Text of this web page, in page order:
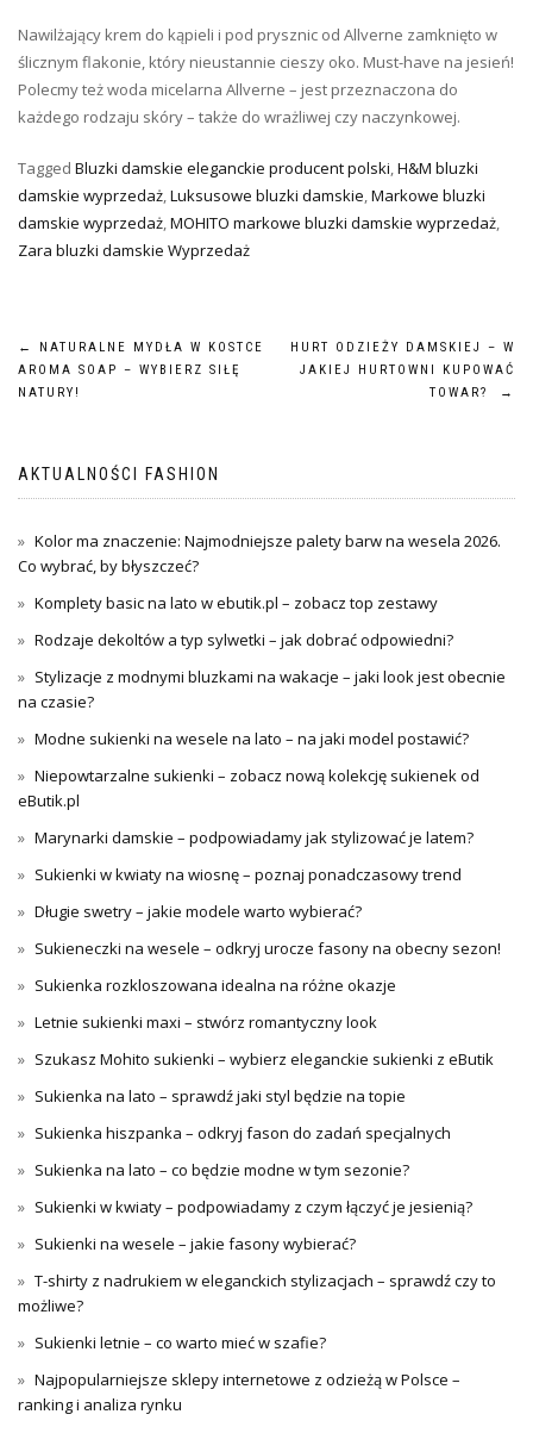
Nawilżający krem do kąpieli i pod prysznic od Allverne zamknięto w
ślicznym flakonie, który nieustannie cieszy oko. Must-have na jesień!
Polecmy też woda micelarna Allverne – jest przeznaczona do
każdego rodzaju skóry – także do wrażliwej czy naczynkowej.
Tagged Bluzki damskie eleganckie producent polski,H&M bluzki
damskie wyprzedaż,Luksusowe bluzki damskie,Markowe bluzki
damskie wyprzedaż,MOHITO markowe bluzki damskie wyprzedaż,
Zara bluzki damskie Wyprzedaż
Nawigacja
wpisu
←
NATURALNE MYDŁA W KOSTCE
AROMA SOAP – WYBIERZ SIŁĘ
NATURY!
HURT ODZIEŻY DAMSKIEJ – W
JAKIEJ HURTOWNI KUPOWAĆ
TOWAR?
→
AKTUALNOŚCI FASHION
Kolor ma znaczenie: Najmodniejsze palety barw na wesela 2026.
Co wybrać, by błyszczeć?
Komplety basic na lato w ebutik.pl – zobacz top zestawy
Rodzaje dekoltów a typ sylwetki – jak dobrać odpowiedni?
Stylizacje z modnymi bluzkami na wakacje – jaki look jest obecnie
na czasie?
Modne sukienki na wesele na lato – na jaki model postawić?
Niepowtarzalne sukienki – zobacz nową kolekcję sukienek od
eButik.pl
Marynarki damskie – podpowiadamy jak stylizować je latem?
Sukienki w kwiaty na wiosnę – poznaj ponadczasowy trend
Długie swetry – jakie modele warto wybierać?
Sukieneczki na wesele – odkryj urocze fasony na obecny sezon!
Sukienka rozkloszowana idealna na różne okazje
Letnie sukienki maxi – stwórz romantyczny look
Szukasz Mohito sukienki – wybierz eleganckie sukienki z eButik
Sukienka na lato – sprawdź jaki styl będzie na topie
Sukienka hiszpanka – odkryj fason do zadań specjalnych
Sukienka na lato – co będzie modne w tym sezonie?
Sukienki w kwiaty – podpowiadamy z czym łączyć je jesienią?
Sukienki na wesele – jakie fasony wybierać?
T-shirty z nadrukiem w eleganckich stylizacjach – sprawdź czy to
możliwe?
Sukienki letnie – co warto mieć w szafie?
Najpopularniejsze sklepy internetowe z odzieżą w Polsce –
ranking i analiza rynku